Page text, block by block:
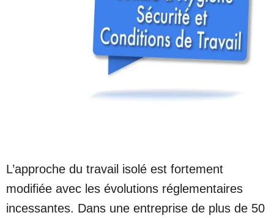
L’approche du travail isolé est fortement
modifiée avec les évolutions réglementaires
incessantes. Dans une entreprise de plus de 50